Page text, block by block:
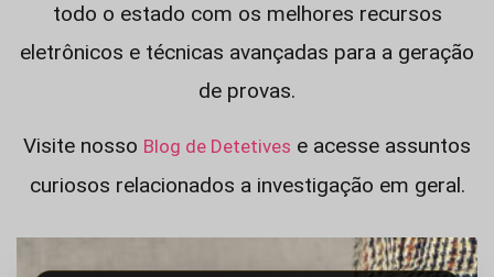
todo o estado com os melhores recursos
eletrônicos e técnicas avançadas para a geração
de provas.
Visite nosso Blog de Detetives e acesse assuntos
curiosos relacionados a investigação em geral.